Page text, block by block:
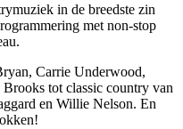
in de breedste zin
met non-stop
Carrie Underwood,
tot classic country van
en Willie Nelson. En